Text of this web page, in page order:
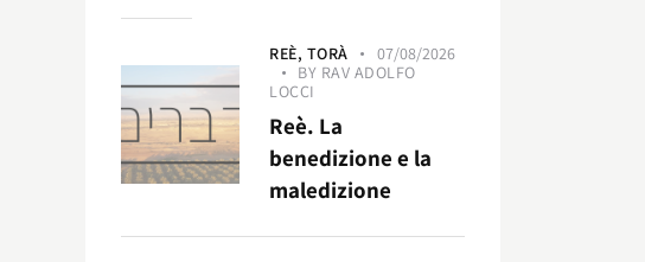
REÈ, TORÀ
07/08/2026
BY RAV ADOLFO
LOCCI
Reè. La
benedizione e la
maledizione